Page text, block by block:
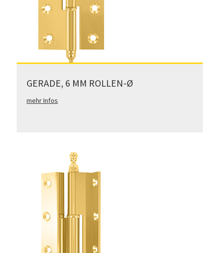
GERADE, 6 MM ROLLEN-Ø
mehr Infos